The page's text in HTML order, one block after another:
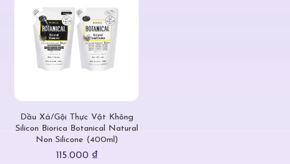
Dầu Xả/Gội Thực Vật Không
Silicon Biorica Botanical Natural
Non Silicone (400ml)
115.000 ₫